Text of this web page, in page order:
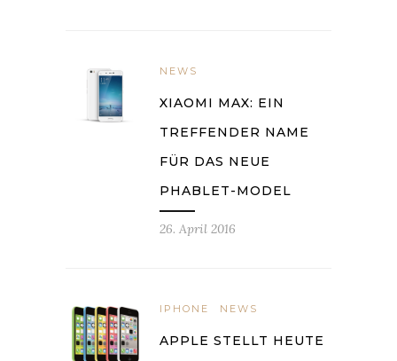
NEWS
XIAOMI MAX: EIN
TREFFENDER NAME
FÜR DAS NEUE
PHABLET-MODEL
26. April 2016
IPHONE NEWS
APPLE STELLT HEUTE